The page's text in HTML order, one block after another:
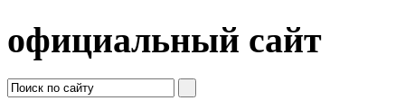
официальный сайт